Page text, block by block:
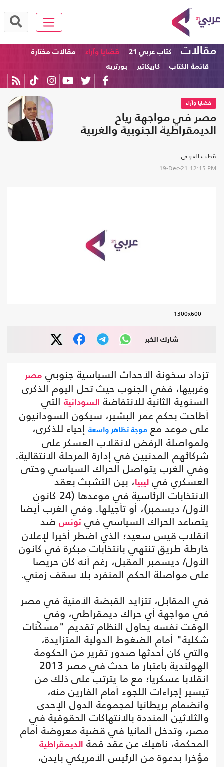
مقالات كتاب عربي 21 قضايا وآراء
مقالات مختارة
قائمة الكتاب
كاريكاتير بورتريه
قضايا وآراء
مصر في مواجهة رياح
الديمقراطية الجنوبية والغربية
قطب العربي
19-Dec-21 12:15 PM
1300x600
شارك الخبر
تزداد سخونة الأحداث السياسية جنوبي مصر
وغربيها، ففي الجنوب حيث تحل اليوم الذكرى
السنوية الثانية للانتفاضة السودانية التي
أطاحت بحكم عمر البشير، سيكون السودانيون
على موعد مع موجة تظاهر واسعة إحياء للذكرى،
ولمواصلة الرفض لانقلاب العسكر على
شركائهم المدنيين في إدارة المرحلة الانتقالية.
وفي الغرب يتواصل الحراك السياسي وحتى
العسكري في ليبيا، بين التشبث بعقد
الانتخابات الرئاسية في موعدها (24 كانون
الأول/ ديسمبر)، أو تأجيلها. وفي الغرب أيضا
يتصاعد الحراك السياسي في تونس ضد
انقلاب قيس سعيد؛ الذي اضطر أخيرا لإعلان
خارطة طريق تنتهي بانتخابات مبكرة في كانون
الأول/ ديسمبر المقبل، رغم أنه كان حريصا
على مواصلة الحكم المنفرد بلا سقف زمني.
في المقابل، تتزايد القبضة الأمنية في مصر
في مواجهة أي حراك ديمقراطي، وفي
الوقت نفسه يحاول النظام تقديم "مسكّنات
شكلية" أمام الضغوط الدولية المتزايدة،
والتي كان أحدثها صدور تقرير من الحكومة
الهولندية باعتبار ما حدث في مصر 2013
انقلابا عسكريا؛ مع ما يترتب على ذلك من
تيسير إجراءات اللجوء أمام الفارين منه،
وانضمام بريطانيا لمجموعة الدول الإحدى
والثلاثين المنددة بالانتهاكات الحقوقية في
مصر، وتدخل ألمانيا في قضية معروضة أمام
المحكمة، ناهيك عن عقد قمة الديمقراطية
مؤخرا بدعوة من الرئيس الأمريكي بايدن،